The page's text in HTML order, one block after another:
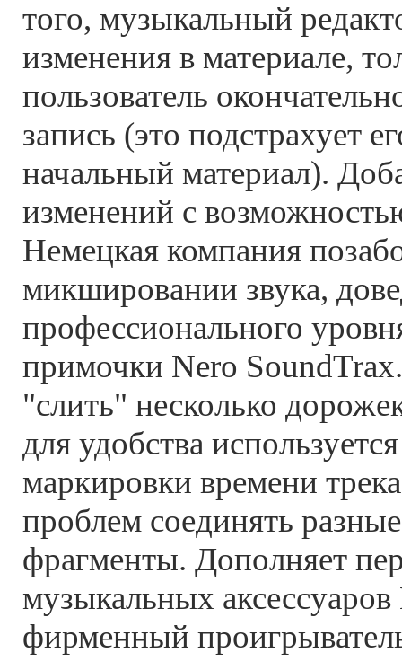
того, музыкальный
изменения в материале,
пользователь
запись (это подстрахует
начальный материал).
изменений с
Немецкая компания
микшировании звука,
профессионального
примочки Nero
"слить" несколько
для удобства
маркировки времени
проблем соединять
фрагменты. Дополняет
музыкальных
фирменный